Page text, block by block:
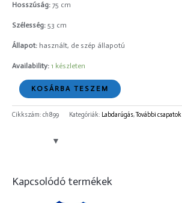
Hosszúság: 75 cm
Szélesség: 53 cm
Állapot: használt, de szép állapotú
Availability: 1 készleten
KOSÁRBA TESZEM
Cikkszám: ch899 Kategóriák: Labdarúgás,További csapatok
Kapcsolódó termékek